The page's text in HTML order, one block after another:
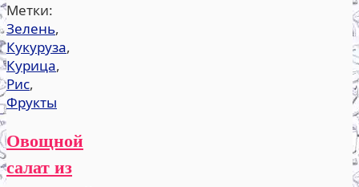
Метки:
Зелень,
Кукуруза,
Курица,
Рис,
Фрукты
Овощной
салат из